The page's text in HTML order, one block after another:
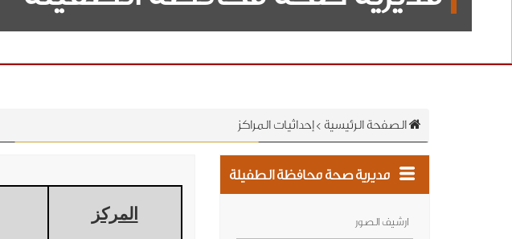
الصفحة الرئيسية > إحداثيات المراكز
المركز
مديرية صحة محافظة الطفيلة
ارشيف الصور